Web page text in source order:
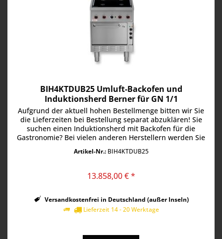
BIH4KTDUB25 Umluft-Backofen und
Induktionsherd Berner für GN 1/1
Aufgrund der aktuell hohen Bestellmenge bitten wir Sie
die Lieferzeiten bei Bestellung separat abzuklären! Sie
suchen einen Induktionsherd mit Backofen für die
Gastronomie? Bei vielen anderen Herstellern werden Sie
Artikel-Nr.:BIH4KTDUB25
13.858,00 € *
Versandkostenfrei in Deutschland (außer Inseln)
Lieferzeit 14 - 20 Werktage